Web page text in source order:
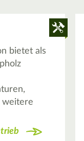
bietet als
weitere